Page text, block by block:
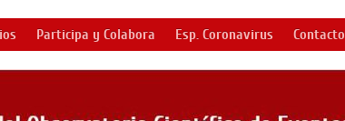
Participa y Colabora Esp. Coronavirus Contacto